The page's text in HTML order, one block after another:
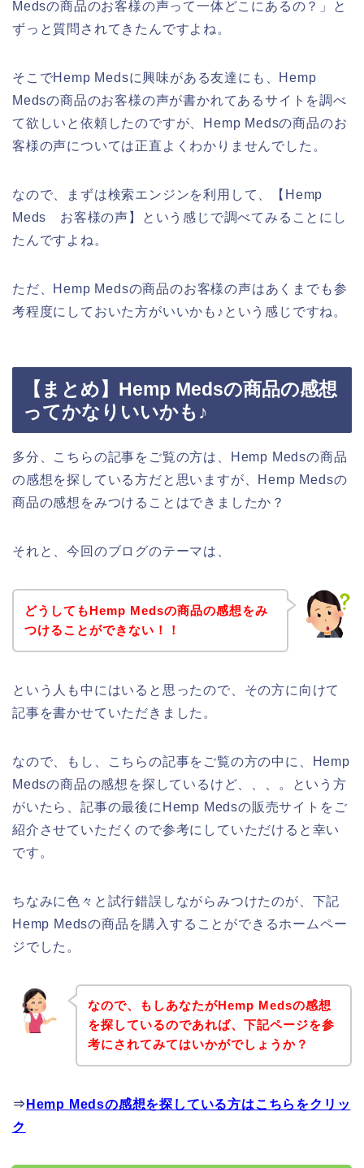
Medsの商品のお客様の声って一体どこにあるの？」と
ずっと質問されてきたんですよね。
そこでHemp Medsに興味がある友達にも、Hemp
Medsの商品のお客様の声が書かれてあるサイトを調べ
て欲しいと依頼したのですが、Hemp Medsの商品のお
客様の声については正直よくわかりませんでした。
なので、まずは検索エンジンを利用して、【Hemp
Meds お客様の声】という感じで調べてみることにし
たんですよね。
ただ、Hemp Medsの商品のお客様の声はあくまでも参
考程度にしておいた方がいいかも♪という感じですね。
【まとめ】Hemp Medsの商品の感想
ってかなりいいかも♪
多分、こちらの記事をご覧の方は、Hemp Medsの商品
の感想を探している方だと思いますが、Hemp Medsの
商品の感想をみつけることはできましたか？
それと、今回のブログのテーマは、
どうしてもHemp Medsの商品の感想をみ
つけることができない！！
という人も中にはいると思ったので、その方に向けて
記事を書かせていただきました。
なので、もし、こちらの記事をご覧の方の中に、Hemp
Medsの商品の感想を探しているけど、、、。という方
がいたら、記事の最後にHemp Medsの販売サイトをご
紹介させていただくので参考にしていただけると幸い
です。
ちなみに色々と試行錯誤しながらみつけたのが、下記
Hemp Medsの商品を購入することができるホームペー
ジでした。
なので、もしあなたがHemp Medsの感想
を探しているのであれば、下記ページを参
考にされてみてはいかがでしょうか？
⇒ Hemp Medsの感想を探している方はこちらをクリッ
ク